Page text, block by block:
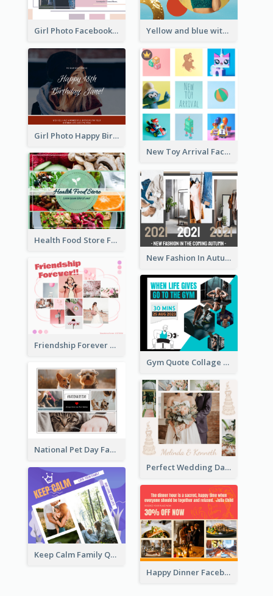
Girl Photo Facebook Post Yellow and blue with photographic Facebook Post
Girl Photo Happy Birthday Facebook Post
New Toy Arrival Facebook Post
Health Food Store Facebook Post
New Fashion In Autumn Facebook Post
Friendship Forever Facebook Post
Gym Quote Collage Facebook Post
National Pet Day Facebook Post
Perfect Wedding Day Facebook Post
Keep Calm Family Quote Facebook Post
Happy Dinner Facebook Post